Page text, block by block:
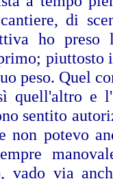
di
ho preso
peso. Quel
quell'altro e
sentito
non potevo
vado via